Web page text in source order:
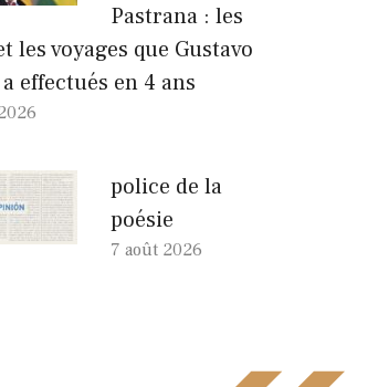
Pastrana : les
les voyages que Gustavo
effectués en 4 ans
police de la
poésie
7 août 2026